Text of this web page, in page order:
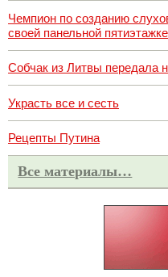
Чемпион по созданию
своей панельной
Собчак из Литвы передала
Украсть все и сесть
Рецепты Путина
Все материалы…